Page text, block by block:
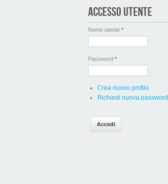
ACCESSO UTENTE
Nome utente *
Password *
Crea nuovo profilo
Richiedi nuova password